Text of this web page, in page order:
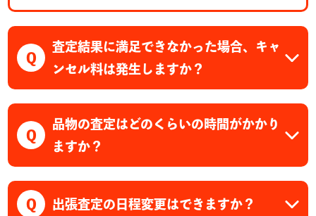
Q
査定結果に満足できなかった場合、キャ
ンセル料は発生しますか？
Q
品物の査定はどのくらいの時間がかかり
ますか？
Q 出張査定の日程変更はできますか？